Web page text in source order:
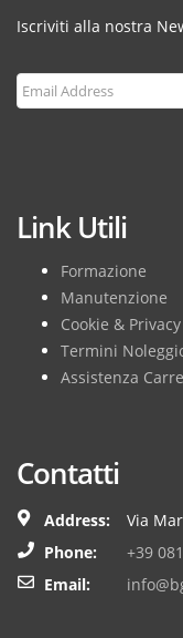
Iscriviti alla nostra
Link Utili
Formazione
Manutenzione
Cookie &
Termini
Assistenza
Contatti
Address:
Via
Phone:
+39
Email: